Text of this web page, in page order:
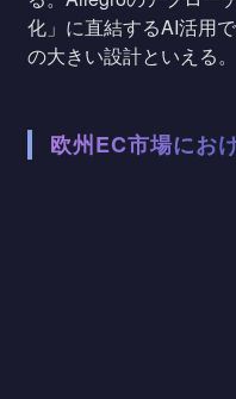
化」に直結するAI活用
の大きい設計といえる。
欧州EC市場にお